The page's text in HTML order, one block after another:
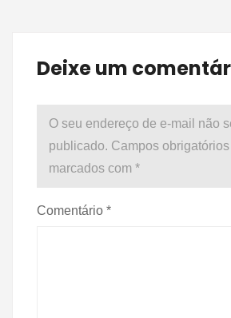
Deixe um
O seu endereço de e-mail não
publicado. Campos
marcados com *
Comentário *